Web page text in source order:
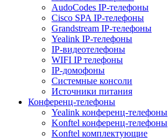
AudoCodes IP-телефоны
Cisco SPA IP-телефоны
Grandstream IP-телефоны
Yealink IP-телефоны
IP-видеотелефоны
WIFI IP телефоны
IP-домофоны
Системные консоли
Источники питания
Конференц-телефоны
Yealink конференц-телефоны
Konftel конференц-телефоны
Konftel комплектующие